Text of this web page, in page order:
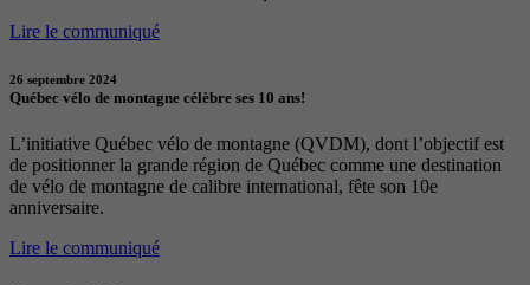
Lire le communiqué
26 septembre 2024
Québec vélo de montagne célèbre ses 10 ans!
L’initiative Québec vélo de montagne (QVDM), dont l’objectif est
de positionner la grande région de Québec comme une destination
de vélo de montagne de calibre international, fête son 10e
anniversaire.
Lire le communiqué